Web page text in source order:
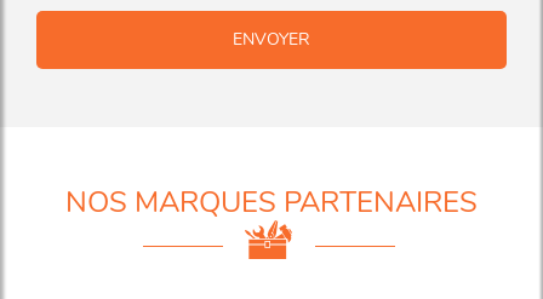
NOS MARQUES PARTENAIRES